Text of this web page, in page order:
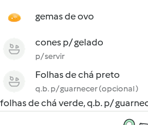
gemas de ovo
cones p/ gelado
p/ servir
Folhas de chá preto
q.b. p/ guarnecer (opcional )
folhas de chá verde, q.b. p/